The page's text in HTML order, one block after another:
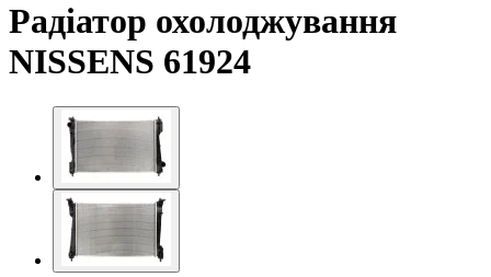
Радіатор охолоджування
NISSENS 61924